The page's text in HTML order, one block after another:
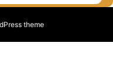
theme